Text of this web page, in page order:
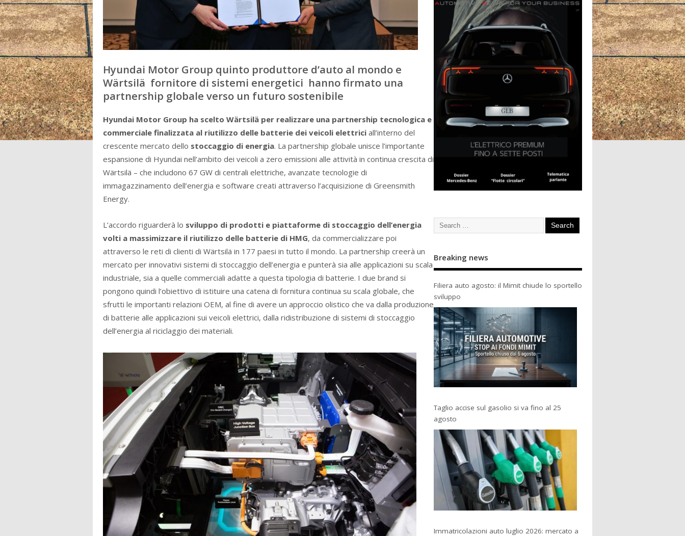
Hyundai Motor Group quinto produttore d’auto al mondo e
Wärtsilä fornitore di sistemi energetici hanno firmato una
partnership globale verso un futuro sostenibile
Hyundai Motor Group ha scelto Wärtsilä per realizzare una partnership tecnologica e
commerciale finalizzata al riutilizzo delle batterie dei veicoli elettrici all’interno del
crescente mercato dello stoccaggio di energia. La partnership globale unisce l’importante
espansione di Hyundai nell’ambito dei veicoli a zero emissioni alle attività in continua crescita di
Wärtsilä – che includono 67 GW di centrali elettriche, avanzate tecnologie di
immagazzinamento dell’energia e software creati attraverso l’acquisizione di Greensmith
Energy.
L’accordo riguarderà lo sviluppo di prodotti e piattaforme di stoccaggio dell’energia
volti a massimizzare il riutilizzo delle batterie di HMG, da commercializzare poi
attraverso le reti di clienti di Wärtsilä in 177 paesi in tutto il mondo. La partnership creerà un
mercato per innovativi sistemi di stoccaggio dell’energia e punterà sia alle applicazioni su scala
industriale, sia a quelle commerciali adatte a questa tipologia di batterie. I due brand si
pongono quindi l’obiettivo di istituire una catena di fornitura continua su scala globale, che
sfrutti le importanti relazioni OEM, al fine di avere un approccio olistico che va dalla produzione
di batterie alle applicazioni sui veicoli elettrici, dalla ridistribuzione di sistemi di stoccaggio
dell’energia al riciclaggio dei materiali.
Breaking news
Filiera auto agosto: il Mimit chiude lo sportello
sviluppo
Taglio accise sul gasolio si va fino al 25
agosto
Immatricolazioni auto luglio 2026: mercato a